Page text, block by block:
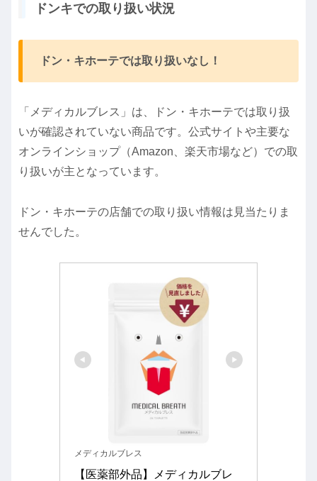
ドンキでの取り扱い状況
ドン・キホーテでは取り扱いなし！
「メディカルブレス」は、ドン・キホーテでは取り扱
いが確認されていない商品です。 公式サイトや主要な
オンラインショップ（Amazon、楽天市場など）での取
り扱いが主となっています。
ドン・キホーテの店舗での取り扱い情報は見当たりま
せんでした。
メディカルブレス
【医薬部外品】メディカルブレ